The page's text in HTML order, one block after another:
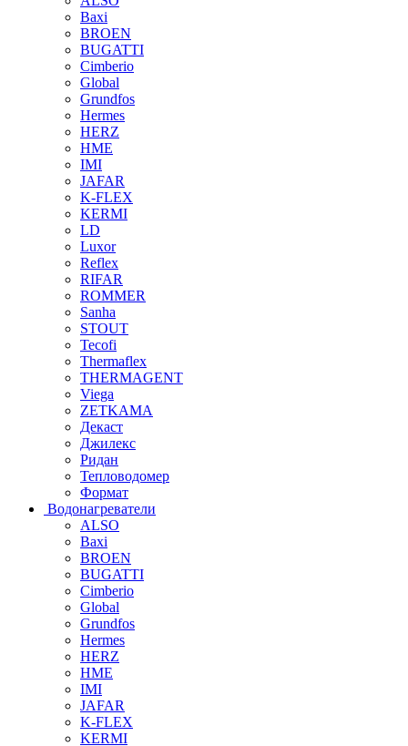
Baxi
BROEN
BUGATTI
Cimberio
Global
Grundfos
Hermes
HERZ
HME
IMI
JAFAR
K-FLEX
KERMI
LD
Luxor
Reflex
RIFAR
ROMMER
Sanha
STOUT
Tecofi
Thermaflex
THERMAGENT
Viega
ZETKAMA
Декаст
Джилекс
Ридан
Тепловодомер
Формат
Водонагреватели
ALSO
Baxi
BROEN
BUGATTI
Cimberio
Global
Grundfos
Hermes
HERZ
HME
IMI
JAFAR
K-FLEX
KERMI